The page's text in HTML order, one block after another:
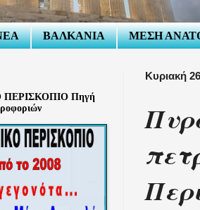
ΒΑΛΚΑΝΙΑ ΜΕΣΗ
Κυριακή
Πηγή